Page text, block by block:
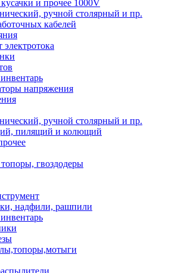
и прочее 1000V
ручной столярный и пр.
кабелей
напряжения
ручной столярный и пр.
пилящий и колющий
гвоздодеры
надфили, рашпили